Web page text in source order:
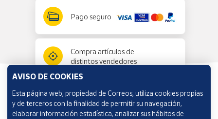
Pago seguro
Compra artículos de
distintos vendedores
Información y ayuda
AVISO DE COOKIES
Esta página web, propiedad de Correos, utiliza cookies propias
y de terceros con la finalidad de permitir su navegación,
elaborar información estadística, analizar sus hábitos de